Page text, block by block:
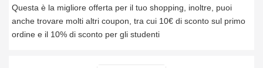
Questa è la migliore offerta per il tuo shopping, inoltre, puoi
anche trovare molti altri coupon, tra cui 10€ di sconto sul primo
ordine e il 10% di sconto per gli studenti